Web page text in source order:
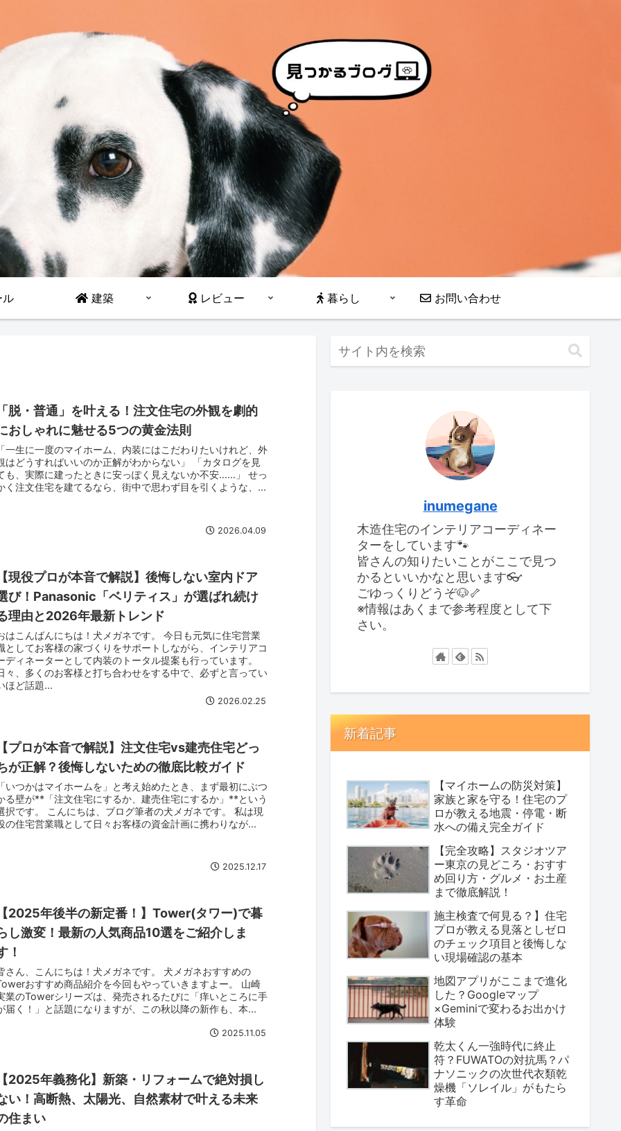
建築 レビュー 暮らし お問い合わせ
脱・普通」を叶える！注文住宅の外観を劇的
おしゃれに魅せる5つの黄金法則
一生に一度のマイホーム、内装にはこだわりたいけれど、外
はどうすればいいのか正解がわからない」 「カタログを見
も、実際に建ったときに安っぽく見えないか不安……」 せっ
く注文住宅を建てるなら、街中で思わず目を引くような、...
2026.04.09
現役プロが本音で解説】後悔しない室内ドア
び！Panasonic「ベリティス」が選ばれ続け
理由と2026年最新トレンド
はこんばんにちは！犬メガネです。 今日も元気に住宅営業
としてお客様の家づくりをサポートしながら、インテリアコ
ディネーターとして内装のトータル提案も行っています。
々、多くのお客様と打ち合わせをする中で、必ずと言ってい
ほど話題...
2026.02.25
プロが本音で解説】注文住宅vs建売住宅どっ
が正解？後悔しないための徹底比較ガイド
いつかはマイホームを」と考え始めたとき、まず最初にぶつ
る壁が**「注文住宅にするか、建売住宅にするか」**という
択です。 こんにちは、ブログ筆者の犬メガネです。 私は現
の住宅営業職として日々お客様の資金計画に携わりなが...
2025.12.17
2025年後半の新定番！】Tower(タワー)で暮
し激変！最新の人気商品10選をご紹介しま
！
さん、こんにちは！犬メガネです。 犬メガネおすすめの
おすすめ商品紹介を今回もやっていきますよー。 山崎
業のTowerシリーズは、発売されるたびに「痒いところに手
届く！」と話題になりますが、この秋以降の新作も、本...
2025.11.05
2025年義務化】新築・リフォームで絶対損し
い！高断熱、太陽光、自然素材で叶える未来
住まい
inumegane
木造住宅のインテリアコーディネー
ターをしています🐾
皆さんの知りたいことがここで見つ
かるといいかなと思います👓
ごゆっくりどうぞ🐶🦴
※情報はあくまで参考程度として下
さい。
新着記事
【マイホームの防災対策】
家族と家を守る！住宅のプ
ロが教える地震・停電・断
水への備え完全ガイド
【完全攻略】スタジオツア
ー東京の見どころ・おすす
め回り方・グルメ・お土産
まで徹底解説！
施主検査で何見る？】住宅
プロが教える見落としゼロ
のチェック項目と後悔しな
い現場確認の基本
地図アプリがここまで進化
した？Googleマップ
×Geminiで変わるお出かけ
体験
乾太くん一強時代に終止
符？FUWATOの対抗馬？パ
ナソニックの次世代衣類乾
燥機「ソレイル」がもたら
す革命